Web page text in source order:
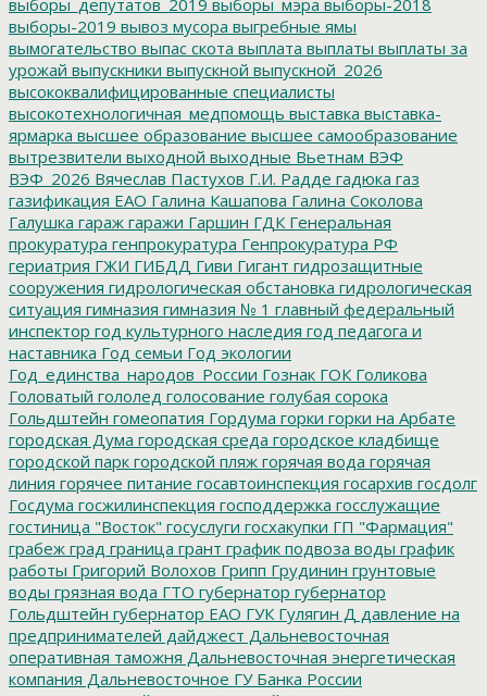
выборы-2019 вывоз мусора выгребные ямы
вымогательство выпас скота выплата выплаты выплаты за
урожай выпускники выпускной выпускной_2026
высококвалифицированные специалисты
высокотехнологичная_медпомощь выставка выставка-
ярмарка высшее образование высшее самообразование
вытрезвители выходной выходные Вьетнам ВЭФ
ВЭФ_2026 Вячеслав Пастухов Г.И. Радде гадюка газ
газификация ЕАО Галина Кашапова Галина Соколова
Галушка гараж гаражи Гаршин ГДК Генеральная
прокуратура генпрокуратура Генпрокуратура РФ
гериатрия ГЖИ ГИБДД Гиви Гигант гидрозащитные
сооружения гидрологическая обстановка гидрологическая
ситуация гимназия гимназия № 1 главный федеральный
инспектор год культурного наследия год педагога и
наставника Год семьи Год экологии
Год_единства_народов_России Гознак ГОК Голикова
Головатый гололед голосование голубая сорока
Гольдштейн гомеопатия Гордума горки горки на Арбате
городская Дума городская среда городское кладбище
городской парк городской пляж горячая вода горячая
линия горячее питание госавтоинспекция госархив госдолг
Госдума госжилинспекция господдержка госслужащие
гостиница "Восток" госуслуги госхакупки ГП "Фармация"
грабеж град граница грант график подвоза воды график
работы Григорий Волохов Грипп Грудинин грунтовые
воды грязная вода ГТО губернатор губернатор
Гольдштейн губернатор ЕАО ГУК Гулягин Д давление на
предпринимателей дайджест Дальневосточная
оперативная таможня Дальневосточная энергетическая
компания Дальневосточное ГУ Банка России